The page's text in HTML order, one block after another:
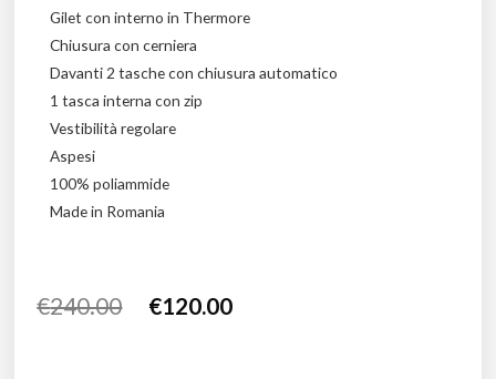
Gilet con interno in Thermore
Chiusura con cerniera
Davanti 2 tasche con chiusura automatico
1 tasca interna con zip
Vestibilità regolare
Aspesi
100% poliammide
Made in Romania
€240.00 €120.00